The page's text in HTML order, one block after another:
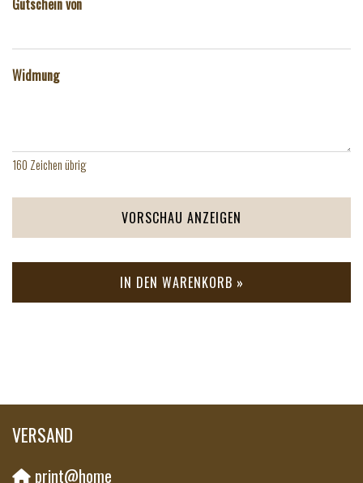
Gutschein von
Widmung
160 Zeichen übrig
VORSCHAU ANZEIGEN
IN DEN WARENKORB »
VERSAND
print@home